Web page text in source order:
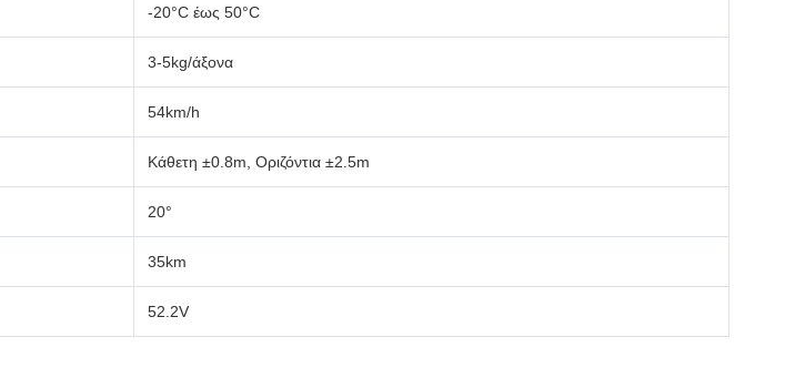
-20°C έως 50°C
3-5kg/άξονα
54km/h
Κάθετη ±0.8m, Οριζόντια ±2.5m
20°
35km
52.2V